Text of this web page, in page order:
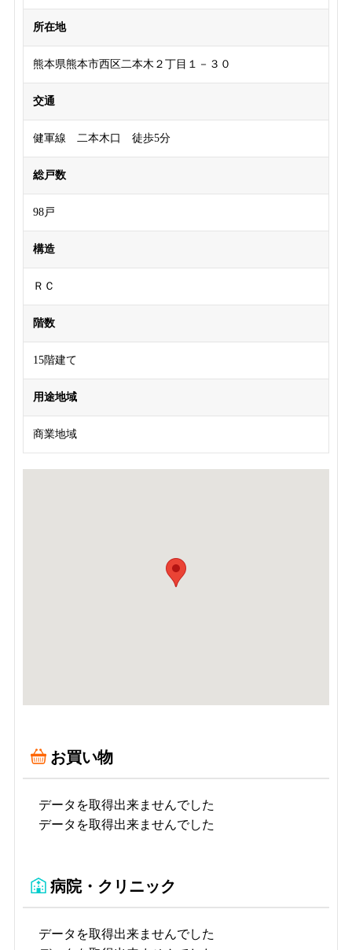
所在地
熊本県熊本市西区二本木２丁目１－３０
交通
健軍線 二本木口 徒歩5分
総戸数
98戸
構造
ＲＣ
階数
15階建て
用途地域
商業地域
お買い物
データを取得出来ませんでした
データを取得出来ませんでした
病院・クリニック
データを取得出来ませんでした